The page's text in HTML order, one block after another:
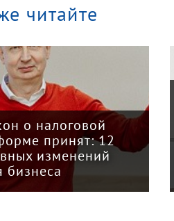
читайте
о налоговой
принят: 12
изменений
бизнеса